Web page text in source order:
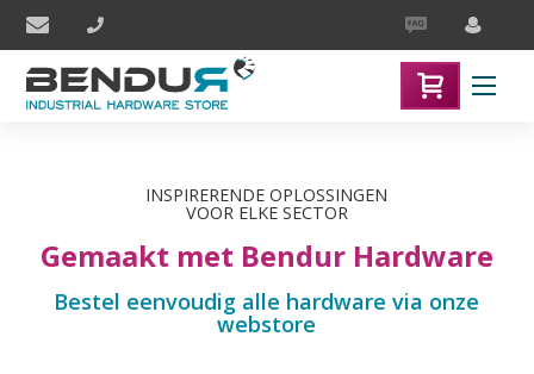
INSPIRERENDE ­OPLOSSINGEN
VOOR ELKE SECTOR
Gemaakt met Bendur Hardware
Bestel eenvoudig alle hardware via onze
webstore